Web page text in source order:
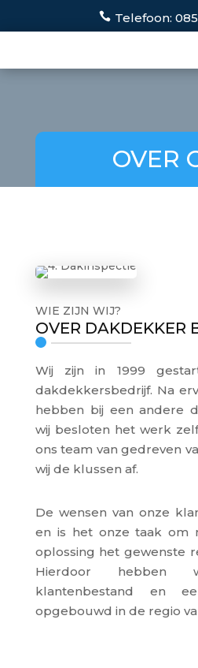
Telefoon:
OVER
WIE ZIJN WIJ?
OVER DAKDEKKER
Wij zijn in 1999
dakdekkersbedrijf. Na
hebben bij een andere
wij besloten het werk
ons team van gedreven
wij de klussen af.
De wensen van onze
en is het onze taak om
oplossing het gewenste
Hierdoor
klantenbestand en
opgebouwd in de regio